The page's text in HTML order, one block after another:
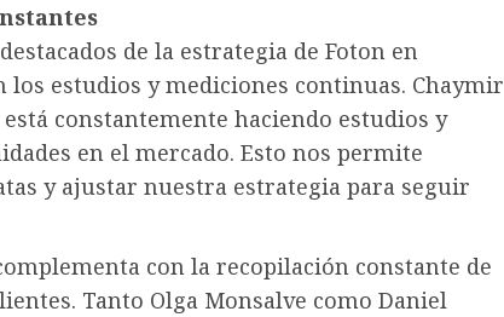
de la estrategia de Foton en
los estudios y mediciones continuas. Chaymir
constantemente haciendo estudios y
en el mercado. Esto nos permite
y ajustar nuestra estrategia para seguir
con la recopilación constante de
Tanto Olga Monsalve como Daniel